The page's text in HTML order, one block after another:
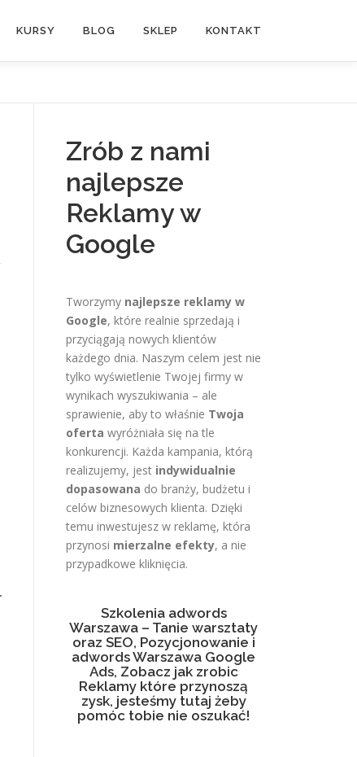
KURSY BLOG SKLEP KONTAKT
Zrób z nami
najlepsze
Reklamy w
Google
Tworzymy najlepsze reklamy w
Google, które realnie sprzedają i
przyciągają nowych klientów
każdego dnia. Naszym celem jest nie
tylko wyświetlenie Twojej firmy w
wynikach wyszukiwania – ale
sprawienie, aby to właśnie Twoja
oferta wyróżniała się na tle
konkurencji. Każda kampania, którą
realizujemy, jest indywidualnie
dopasowana do branży, budżetu i
celów biznesowych klienta. Dzięki
temu inwestujesz w reklamę, która
przynosi mierzalne efekty, a nie
przypadkowe kliknięcia.
Szkolenia adwords
Warszawa – Tanie warsztaty
oraz SEO, Pozycjonowanie i
adwords Warszawa Google
Ads, Zobacz jak zrobic
Reklamy które przynoszą
zysk, jesteśmy tutaj żeby
pomóc tobie nie oszukać!